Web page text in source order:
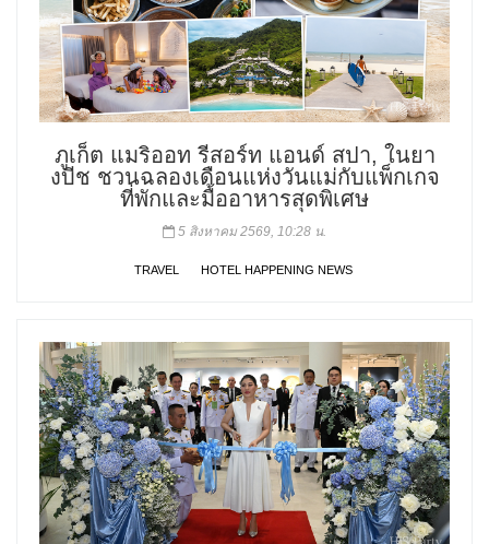
ภูเก็ต แมริออท รีสอร์ท แอนด์ สปา, ในยา
งบีช ชวนฉลองเดือนแห่งวันแม่กับแพ็กเกจ
ที่พักและมื้ออาหารสุดพิเศษ
5 สิงหาคม 2569, 10:28 น.
TRAVEL HOTEL HAPPENING NEWS